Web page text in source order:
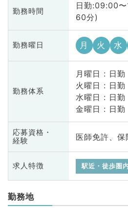
勤務時間
日勤:09:00
60分)
勤務曜日 月 火 水
勤務体系
月曜日 : 日勤
火曜日 : 日勤
水曜日 : 日勤
金曜日 : 日勤
応募資格・
経験
医師免許、保
求人特徴 駅近・徒歩圏
勤務地